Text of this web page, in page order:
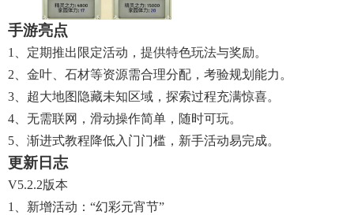
手游亮点
1、定期推出限定活动，提供特色玩法与奖励。
2、金叶、石材等资源需合理分配，考验规划能力。
3、超大地图隐藏未知区域，探索过程充满惊喜。
4、无需联网，滑动操作简单，随时可玩。
5、渐进式教程降低入门门槛，新手活动易完成。
更新日志
V5.2.2版本
1、新增活动：“幻彩元宵节”